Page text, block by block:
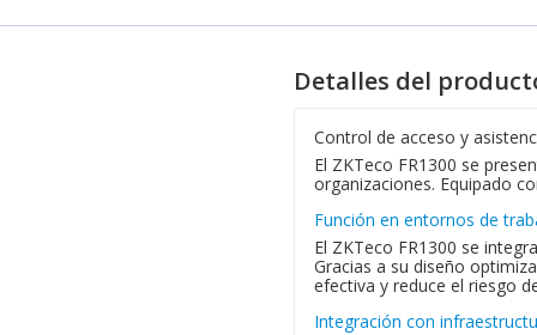
Detalles del
Control de acceso y
El ZKTeco FR1300 se
organizaciones. Equipado
Función en entornos de
El ZKTeco FR1300 se
Gracias a su diseño
efectiva y reduce el riesgo
Integración con